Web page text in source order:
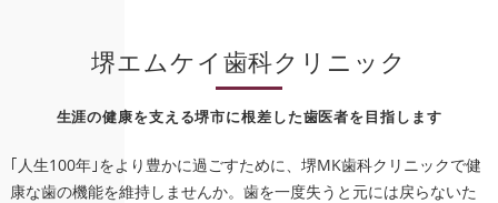
生涯の健康を支える堺市に根差した歯医者を目指します
堺エムケイ歯科クリニック
｢人生100年｣をより豊かに過ごすために、堺MK歯科クリニックで健
康な歯の機能を維持しませんか。歯を一度失うと元には戻らないた